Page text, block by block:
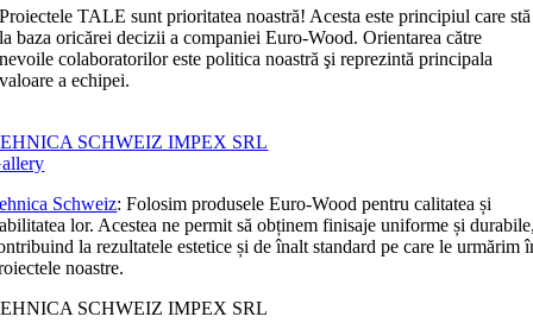
Proiectele TALE sunt prioritatea noastră! Acesta este principiul care stă
la baza oricărei decizii a companiei Euro-Wood. Orientarea către
nevoile colaboratorilor este politica noastră şi reprezintă principala
valoare a echipei.
SCHWEIZ IMPEX SRL
Schweiz: Folosim produsele Euro-Wood pentru calitatea și
lor. Acestea ne permit să obținem finisaje uniforme și
la rezultatele estetice și de înalt standard pe care le urmărim
noastre.
SCHWEIZ IMPEX SRL